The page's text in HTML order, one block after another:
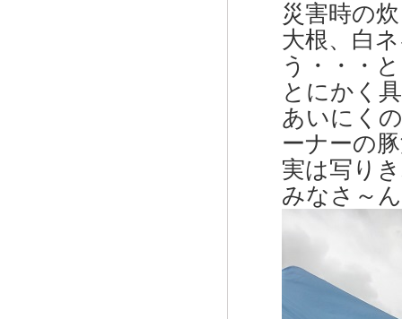
災害時の
大根、白
う・・・と
とにかく
あいにく
ーナーの
実は写り
みなさ～